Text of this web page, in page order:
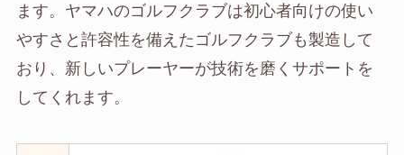
ます。ヤマハのゴルフクラブは初心者向けの使い
やすさと許容性を備えたゴルフクラブも製造して
おり、新しいプレーヤーが技術を磨くサポートを
してくれます。